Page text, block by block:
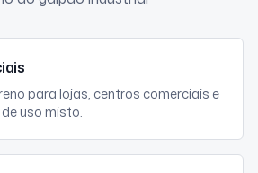
para lojas, centros comerciais e
uso misto.